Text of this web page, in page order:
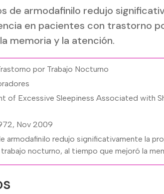
de armodafinilo redujo
en pacientes con trastorno
memoria y la atención.
por Trabajo Nocturno
of Excessive Sleepiness Associated with
Nov 2009
armodafinilo redujo significativamente la
nocturno, al tiempo que mejoró la